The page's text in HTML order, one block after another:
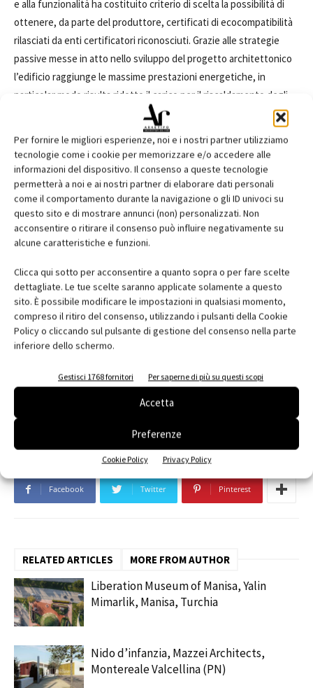
Per fornire le migliori esperienze, noi e i nostri partner utilizziamo
tecnologie come i cookie per memorizzare e/o accedere alle
informazioni del dispositivo. Il consenso a queste tecnologie
permetterà a noi e ai nostri partner di elaborare dati personali
come il comportamento durante la navigazione o gli ID univoci su
questo sito e di mostrare annunci (non) personalizzati. Non
acconsentire o ritirare il consenso può influire negativamente su
alcune caratteristiche e funzioni.
Clicca qui sotto per acconsentire a quanto sopra o per fare scelte
dettagliate. Le tue scelte saranno applicate solamente a questo
sito. È possibile modificare le impostazioni in qualsiasi momento,
compreso il ritiro del consenso, utilizzando i pulsanti della Cookie
Policy o cliccando sul pulsante di gestione del consenso nella parte
inferiore dello schermo.
Gestisci 1768 fornitori Per saperne di più su questi scopi
Accetta
Preferenze
Cookie Policy Privacy Policy
e alla funzionalità ha costituito criterio di scelta la possibilità di
ottenere, da parte del produttore, certificati di ecocompatibilità
rilasciati da enti certificatori riconosciuti. Grazie alle strategie
passive messe in atto nello sviluppo del progetto architettonico
l’edificio raggiunge le massime prestazioni energetiche, in
particolar modo risulta ridotto il carico per il riscaldamento degli
ambienti anche grazie alla produzione di energia mediante fonti
Scheda progetto
Progetto: Polo Scolastico Brocchi
Luogo: Milano, Italia
Tipologia: educazione
Anno: 2016
Dimensioni: 6.400 mq
fonti rinnovabili
Legno milano
parco urbano
Facebook Twitter Pinterest
RELATED ARTICLES MORE FROM AUTHOR
Liberation Museum of Manisa, Yalin
Mimarlik, Manisa, Turchia
Nido d’infanzia, Mazzei Architects,
Montereale Valcellina (PN)